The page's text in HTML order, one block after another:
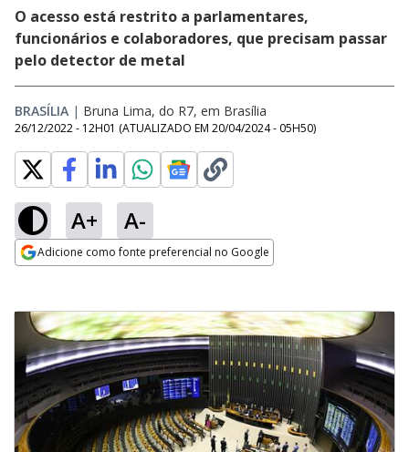
O acesso está restrito a parlamentares,
funcionários e colaboradores, que precisam passar
pelo detector de metal
BRASÍLIA | Bruna Lima, do R7, em Brasília
26/12/2022 - 12H01 (ATUALIZADO EM 20/04/2024 - 05H50)
A+ A-
Adicione como fonte preferencial no Google